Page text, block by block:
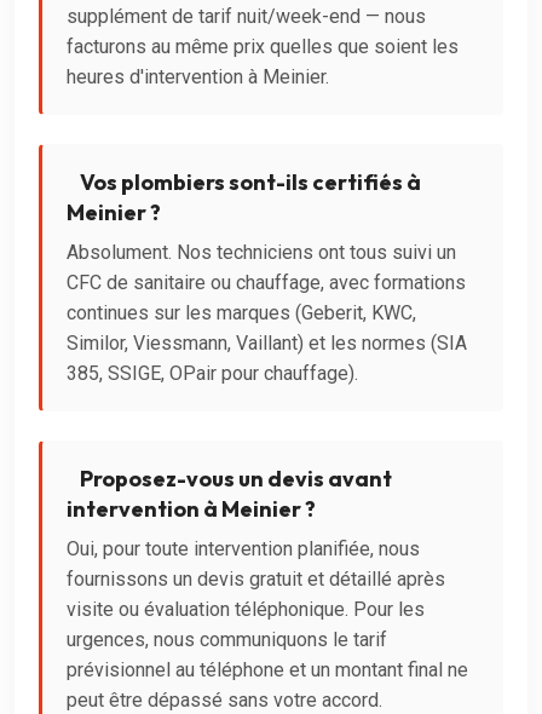
supplément de tarif nuit/week-end — nous
facturons au même prix quelles que soient les
heures d'intervention à Meinier.
Vos plombiers sont-ils certifiés à
Meinier ?
Absolument. Nos techniciens ont tous suivi un
CFC de sanitaire ou chauffage, avec formations
continues sur les marques (Geberit, KWC,
Similor, Viessmann, Vaillant) et les normes (SIA
385, SSIGE, OPair pour chauffage).
Proposez-vous un devis avant
intervention à Meinier ?
Oui, pour toute intervention planifiée, nous
fournissons un devis gratuit et détaillé après
visite ou évaluation téléphonique. Pour les
urgences, nous communiquons le tarif
prévisionnel au téléphone et un montant final ne
peut être dépassé sans votre accord.